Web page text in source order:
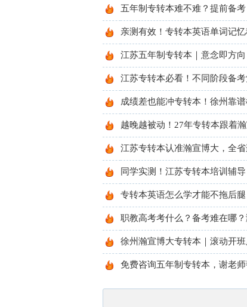
五年制专转本难不难？提前备
亲测有效！专转本英语单词记
江苏五年制专转本｜意念即方
江苏专转本必看！不同阶段备
成绩差也能冲专转本！徐州靠
越晚越被动！27年专转本跟着
江苏专转本认准瀚宣博大，全
同学实测！江苏专转本培训辅
专转本英语怎么学才能不拖后
职教高考考什么？备考难在哪
徐州瀚宣博大专转本｜滚动开
免费咨询五年制专转本，谢老